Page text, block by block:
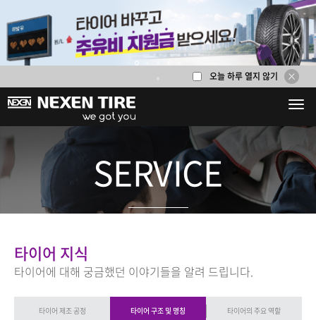
타이어 부위별 명칭
5
6
오늘 하루 열지 않기
SERVICE
타이어 지식
타이어에 대해 궁금했던 이야기들을 알려 드립니다.
타이어 제조 공정 타이어 구조 및 명칭 타이어의 주요 역할